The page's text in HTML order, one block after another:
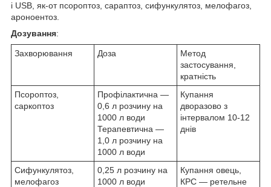
і USB, як-от псороптоз, сараптоз, сифункулятоз, мелофагоз,
ароноентоз.
Дозування:
Захворювання Доза
Метод
застосування,
кратність
Псороптоз,
саркоптоз
Профілактична —
0,6 л розчину на
1000 л води
Терапевтична —
1,0 л розчину на
1000 л води
Купання
дворазово з
інтервалом 10-12
днів
Сифункулятоз,
мелофагоз
0,25 л розчину на
1000 л води
Купання овець,
КРС — ретельне